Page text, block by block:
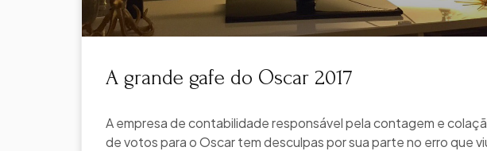
A grande gafe do Oscar 2017
A empresa de contabilidade responsável pela contagem e
de votos para o Oscar tem desculpas por sua parte no erro que